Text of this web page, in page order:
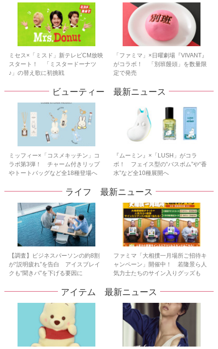
ミセス×「ミスド」新テレビCM放映
スタート！ 「ミスタードーナツ
♪」の替え歌に初挑戦
「ファミマ」×日曜劇場『VIVANT』
がコラボ！ 「別班饅頭」を数量限
定で発売
ビューティー 最新ニュース
ミッフィー×「コスメキッチン」コ
ラボ第3弾！ チャーム付きリップ
やトートバッグなど全18種登場へ
『ムーミン』×「LUSH」がコラ
ボ！ フェイス型の“バスボム”や“香
水”など全10種展開へ
ライフ 最新ニュース
【調査】ビジネスパーソンの約8割
が“説明疲れ”を告白 アイスブレイ
クも“聞きパ”を下げる要因に
ファミマ「大相撲一月場所ご招待キ
ャンペーン」開催中！ 若隆景ら人
気力士たちのサイン入りグッズも
アイテム 最新ニュース